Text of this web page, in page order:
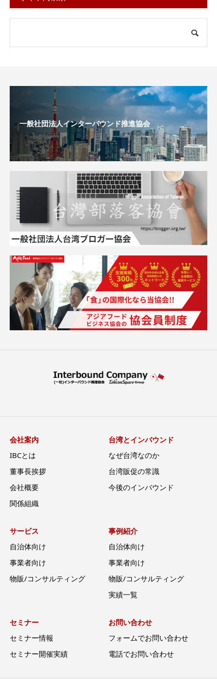
一般社団法人インターバウンド推進協会
会社案内
IBCとは
董事長挨拶
会社概要
関係組織
台湾とインバウンド
なぜ台湾なのか
台湾販促の常識
今後のインバウンド
サービス
自治体向け
事業者向け
物販/コンサルティング
事例紹介
自治体向け
事業者向け
物販/コンサルティング
実績一覧
セミナー
セミナー情報
セミナー開催実績
お問い合わせ
フォームでお問い合わせ
電話でお問い合わせ